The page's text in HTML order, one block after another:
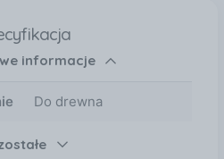
drewna. Marka VIDARON
lakiery: nitro, zewnętrzny,
który będziemy malować.
zabawki, najlepszy
informacje
Do drewna